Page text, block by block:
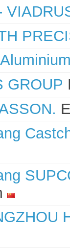
GROUP